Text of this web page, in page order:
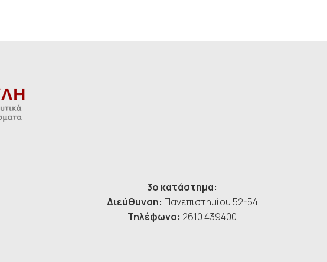
3ο κατάστημα:
Διεύθυνση: Πανεπιστημίου 52-54
Τηλέφωνο: 2610 439400